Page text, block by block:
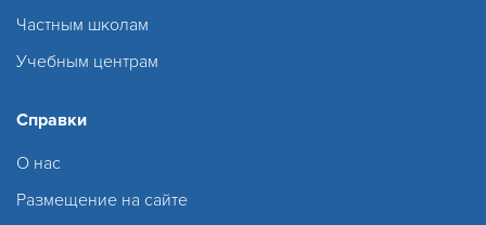
Частным школам
Учебным центрам
Справки
О нас
Размещение на сайте